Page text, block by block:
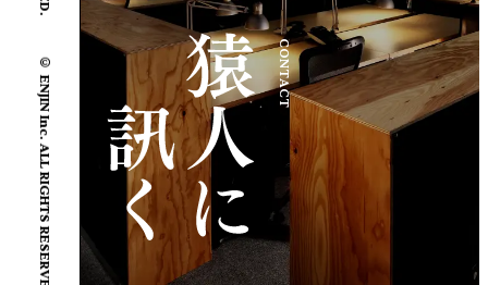
© ENJIN Inc. ALL RIGHTS RESERVED.
CONTACT